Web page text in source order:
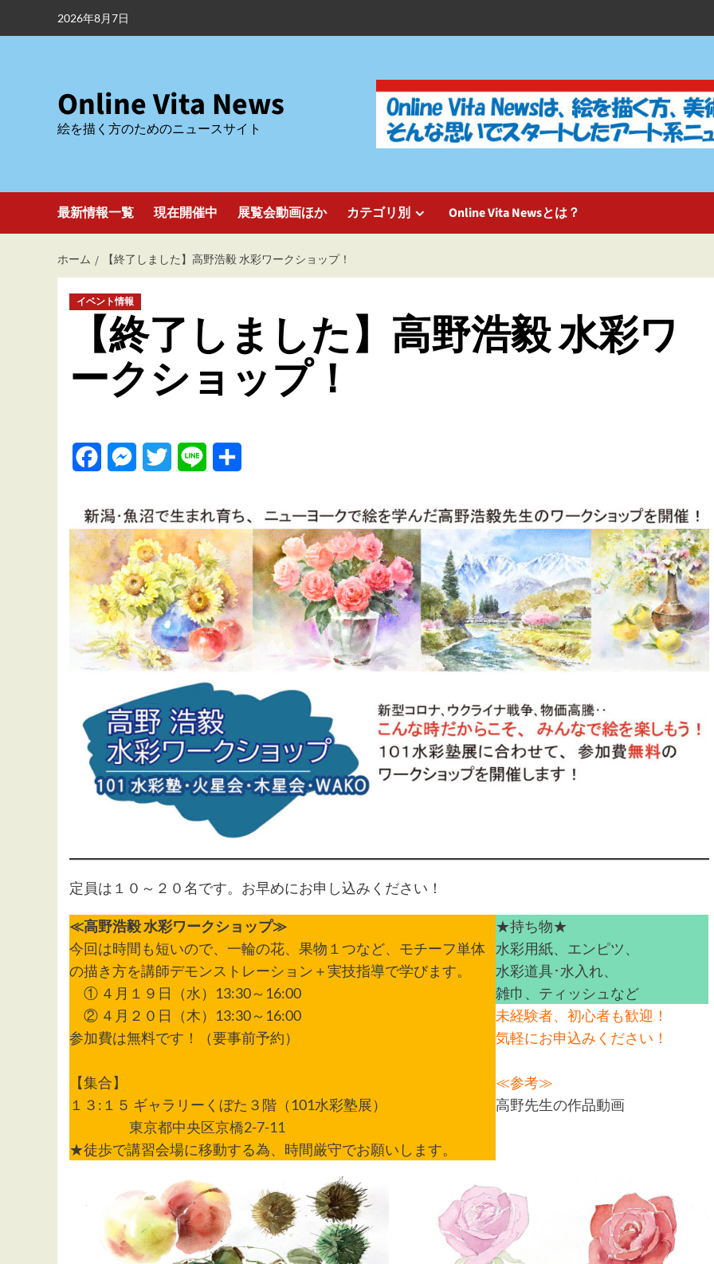
2026年8月7日
Online Vita News
絵を描く方のためのニュースサイト
最新情報一覧 現在開催中 展覧会動画ほか カテゴリ別 Online Vita Newsとは？
ホーム 【終了しました】高野浩毅 水彩ワークショップ！
イベント情報
【終了しました】高野浩毅 水彩ワ
ークショップ！
FacebookMessenger
Twitter Line
定員は１０～２０名です。お早めにお申し込みください！
≪高野浩毅 水彩ワークショップ≫
今回は時間も短いので、一輪の花、果物１つなど、モチーフ単体
の描き方を講師デモンストレーション＋実技指導で学びます。
① ４月１９日（水）13:30～16:00
② ４月２０日（木）13:30～16:00
参加費は無料です！（要事前予約）
【集合】
１３:１５ ギャラリーくぼた３階（101水彩塾展）
東京都中央区京橋2-7-11
★徒歩で講習会場に移動する為、時間厳守でお願いします。
★持ち物★
水彩用紙、エンピツ、
水彩道具･水入れ、
雑巾、ティッシュなど
未経験者、初心者も歓迎！
気軽にお申込みください！
≪参考≫
高野先生の作品動画